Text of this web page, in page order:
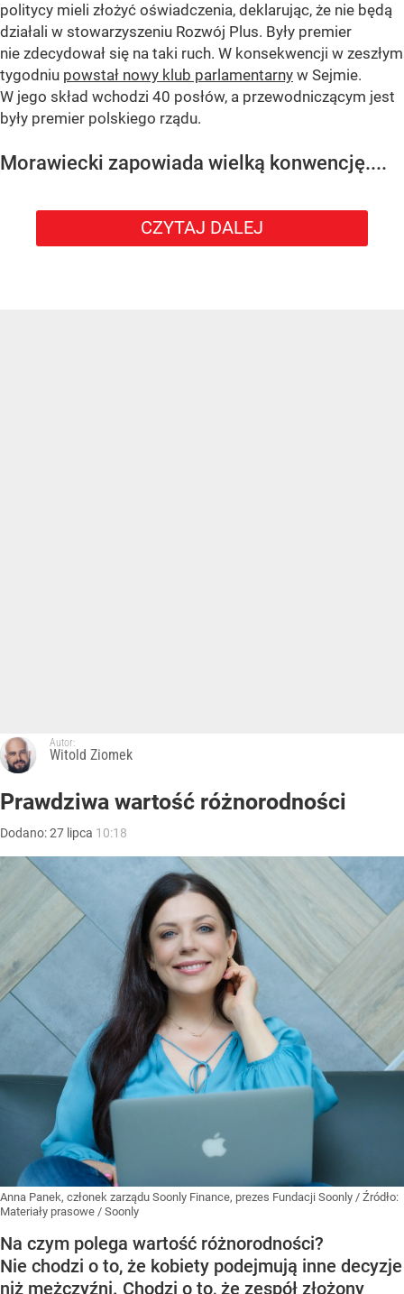
politycy mieli złożyć oświadczenia, deklarując, że nie będą
działali w stowarzyszeniu Rozwój Plus. Były premier
nie zdecydował się na taki ruch. W konsekwencji w zeszłym
tygodniu powstał nowy klub parlamentarny w Sejmie.
W jego skład wchodzi 40 posłów, a przewodniczącym jest
były premier polskiego rządu.
Morawiecki zapowiada wielką konwencję....
CZYTAJ DALEJ
Autor:
Witold Ziomek
Prawdziwa wartość różnorodności
Dodano:27 lipca 10:18
Anna Panek, członek zarządu Soonly Finance, prezes Fundacji Soonly / Źródło:
Materiały prasowe / Soonly
Na czym polega wartość różnorodności?
Nie chodzi o to, że kobiety podejmują inne decyzje
niż mężczyźni. Chodzi o to, że zespół złożony